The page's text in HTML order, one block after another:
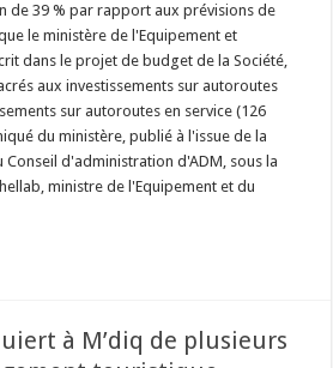
de 39 % par rapport aux prévisions de
le ministère de l'Equipement et
dans le projet de budget de la Société,
aux investissements sur autoroutes
sur autoroutes en service (126
du ministère, publié à l'issue de la
Conseil d'administration d'ADM, sous la
ministre de l'Equipement et du
à M’diq de plusieurs